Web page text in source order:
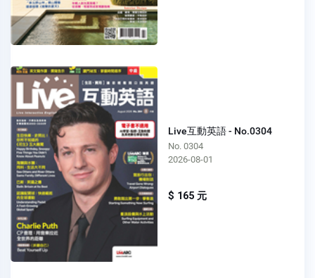
Live互動英語 - No.0304
No. 0304
2026-08-01
$ 165 元